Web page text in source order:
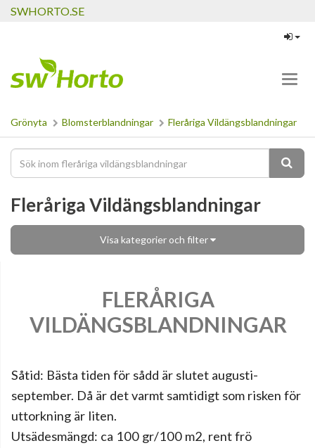
SWHORTO.SE
Grönyta Blomsterblandningar Fleråriga Vildängsblandningar
Fleråriga Vildängsblandningar
Visa kategorier och filter
FLERÅRIGA
VILDÄNGSBLANDNINGAR
Såtid: Bästa tiden för sådd är slutet augusti-
september. Då är det varmt samtidigt som risken för
uttorkning är liten.
Utsädesmängd: ca 100 gr/100 m2, rent frö